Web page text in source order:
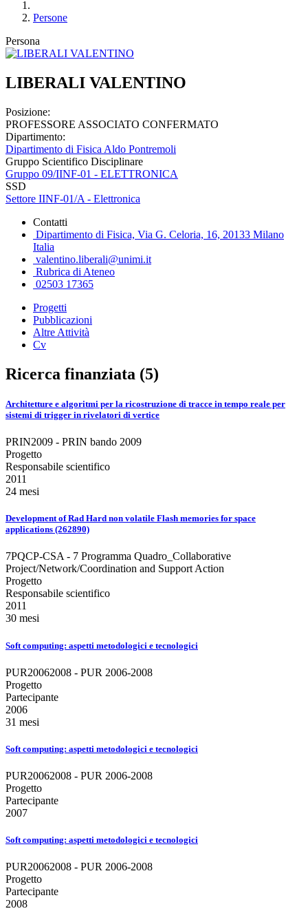
Persone
Persona
LIBERALI VALENTINO
Posizione:
PROFESSORE ASSOCIATO CONFERMATO
Dipartimento:
Dipartimento di Fisica Aldo Pontremoli
Gruppo Scientifico Disciplinare
Gruppo 09/IINF-01 - ELETTRONICA
SSD
Settore IINF-01/A - Elettronica
Contatti
Dipartimento di Fisica, Via G. Celoria, 16, 20133 Milano
Italia
valentino.liberali@unimi.it
Rubrica di Ateneo
02503 17365
Progetti
Pubblicazioni
Altre Attività
Cv
Ricerca finanziata (5)
Architetture e algoritmi per la ricostruzione di tracce in tempo reale per
sistemi di trigger in rivelatori di vertice
PRIN2009 - PRIN bando 2009
Progetto
Responsabile scientifico
2011
24 mesi
Development of Rad Hard non volatile Flash memories for space
applications (262890)
7PQCP-CSA - 7 Programma Quadro_Collaborative
Project/Network/Coordination and Support Action
Progetto
Responsabile scientifico
2011
30 mesi
Soft computing: aspetti metodologici e tecnologici
PUR20062008 - PUR 2006-2008
Progetto
Partecipante
2006
31 mesi
Soft computing: aspetti metodologici e tecnologici
PUR20062008 - PUR 2006-2008
Progetto
Partecipante
2007
Soft computing: aspetti metodologici e tecnologici
PUR20062008 - PUR 2006-2008
Progetto
Partecipante
2008